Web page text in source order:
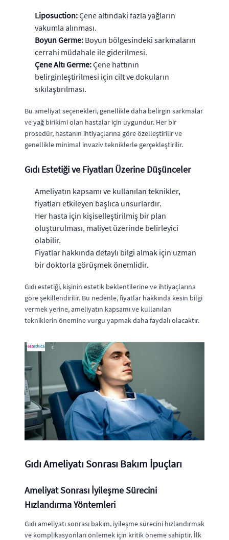
Liposuction:Çene altındaki fazla yağların
vakumla alınması.
Boyun Germe: Boyun bölgesindeki sarkmaların
cerrahi müdahale ile giderilmesi.
Çene Altı Germe:Çene hattının
belirginleştirilmesi için cilt ve dokuların
sıkılaştırılması.
Bu ameliyat seçenekleri, genellikle daha belirgin sarkmalar
ve yağ birikimi olan hastalar için uygundur. Her bir
prosedür, hastanın ihtiyaçlarına göre özelleştirilir ve
genellikle minimal invaziv tekniklerle gerçekleştirilir.
Gıdı Estetiği ve Fiyatları Üzerine Düşünceler
Ameliyatın kapsamı ve kullanılan teknikler,
fiyatları etkileyen başlıca unsurlardır.
Her hasta için kişiselleştirilmiş bir plan
oluşturulması, maliyet üzerinde belirleyici
olabilir.
Fiyatlar hakkında detaylı bilgi almak için uzman
bir doktorla görüşmek önemlidir.
Gıdı estetiği, kişinin estetik beklentilerine ve ihtiyaçlarına
göre şekillendirilir. Bu nedenle, fiyatlar hakkında kesin bilgi
vermek yerine, ameliyatın kapsamı ve kullanılan
tekniklerin önemine vurgu yapmak daha faydalı olacaktır.
Gıdı Ameliyatı Sonrası Bakım İpuçları
Ameliyat Sonrası İyileşme Sürecini
Hızlandırma Yöntemleri
Gıdı ameliyatı sonrası bakım, iyileşme sürecini hızlandırmak
ve komplikasyonları önlemek için kritik öneme sahiptir. İlk